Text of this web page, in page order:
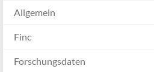
Allgemein
Finc
Forschungsdaten